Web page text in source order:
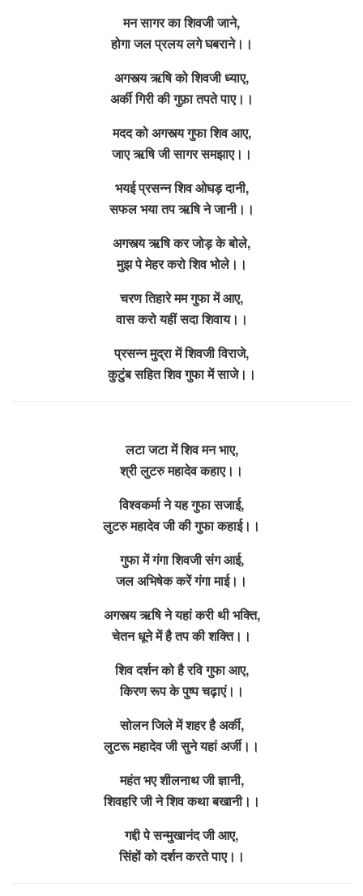
मन सागर का शिवजी जाने,
होगा जल प्रलय लगे घबराने।।
अगस्त्य ऋषि को शिवजी ध्याए,
अर्की गिरी की गुफ़ा तपते पाए।।
मदद को अगस्त्य गुफा शिव आए,
जाए ऋषि जी सागर समझाए।।
भयई प्रसन्न शिव ओघड़ दानी,
सफल भया तप ऋषि ने जानी।।
अगस्त्य ऋषि कर जोड़ के बोले,
मुझ पे मेहर करो शिव भोले।।
चरण तिहारे मम गुफा में आए,
वास करो यहीं सदा शिवाय।।
प्रसन्न मुद्रा में शिवजी विराजे,
कुटुंब सहित शिव गुफा में साजे।।
लटा जटा में शिव मन भाए,
श्री लुटरु महादेव कहाए।।
विश्वकर्मा ने यह गुफा सजाई,
लुटरु महादेव जी की गुफा कहाई।।
गुफा में गंगा शिवजी संग आई,
जल अभिषेक करें गंगा माई।।
अगस्त्य ऋषि ने यहां करी थी भक्ति,
चेतन धूने में है तप की शक्ति।।
शिव दर्शन को है रवि गुफा आए,
किरण रूप के पुष्प चढ़ाएं।।
सोलन जिले में शहर है अर्की,
लुटरू महादेव जी सुने यहां अर्जी।।
महंत भए शीलनाथ जी ज्ञानी,
शिवहरि जी ने शिव कथा बखानी।।
गद्दी पे सन्मुखानंद जी आए,
सिंहों को दर्शन करते पाए।।